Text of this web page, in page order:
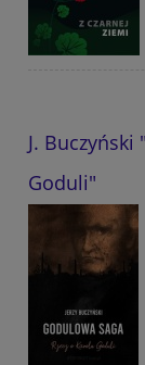
J. Buczyński
Goduli"